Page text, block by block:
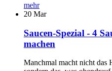
mehr
20 Mar
Saucen-Spezial - 4
machen
Manchmal macht nicht das